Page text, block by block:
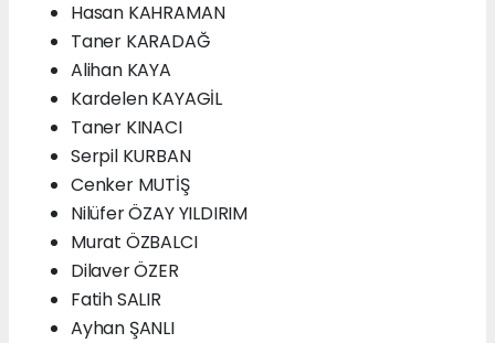
Hasan KAHRAMAN
Taner KARADAĞ
Alihan KAYA
Kardelen KAYAGİL
Taner KINACI
Serpil KURBAN
Cenker MUTİŞ
Nilüfer ÖZAY YILDIRIM
Murat ÖZBALCI
Dilaver ÖZER
Fatih SALIR
Ayhan ŞANLI